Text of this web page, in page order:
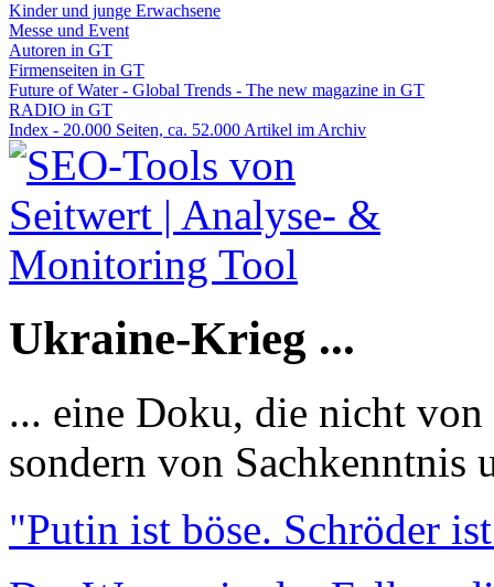
Kinder und junge Erwachsene
Messe und Event
Autoren in GT
Firmenseiten in GT
Future of Water - Global Trends - The new magazine in GT
RADIO in GT
Index - 20.000 Seiten, ca. 52.000 Artikel im Archiv
Ukraine-Krieg ...
... eine Doku, die nicht
sondern von Sachkenntnis
"Putin ist böse. Schröder